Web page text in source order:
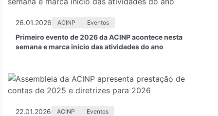
26.01.2026 ACINP Eventos
Primeiro evento de 2026 da ACINP acontece nesta
semana e marca início das atividades do ano
22.01.2026 ACINP Eventos